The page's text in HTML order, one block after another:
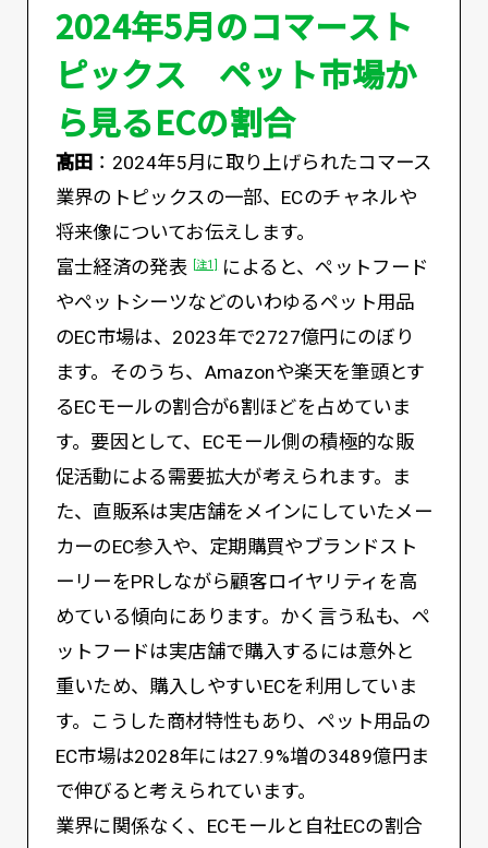
2024年5月のコマースト
ピックス ペット市場か
ら見るECの割合
髙田 ：2024年5月に取り上げられたコマース
業界のトピックスの一部、ECのチャネルや
将来像についてお伝えします。
富士経済の発表 [注1]によると、ペットフード
やペットシーツなどのいわゆるペット用品
のEC市場は、2023年で2727億円にのぼり
ます。そのうち、Amazonや楽天を筆頭とす
るECモールの割合が6割ほどを占めていま
す。要因として、ECモール側の積極的な販
促活動による需要拡大が考えられます。ま
た、直販系は実店舗をメインにしていたメー
カーのEC参入や、定期購買やブランドスト
ーリーをPRしながら顧客ロイヤリティを高
めている傾向にあります。かく言う私も、ペ
ットフードは実店舗で購入するには意外と
重いため、購入しやすいECを利用していま
す。こうした商材特性もあり、ペット用品の
EC市場は2028年には27.9%増の3489億円ま
で伸びると考えられています。
業界に関係なく、ECモールと自社ECの割合